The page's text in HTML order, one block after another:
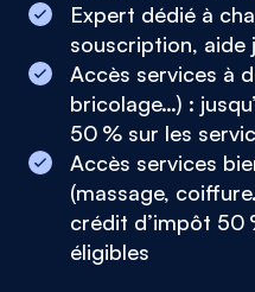
Expert dédié à
souscription, aide
Accès services à
bricolage…) :
50 % sur les
Accès services
(massage,
crédit d’impôt 50
éligibles